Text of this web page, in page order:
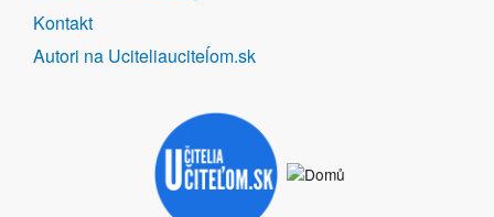
Kontakt
Autori na Uciteliauciteĺom.sk